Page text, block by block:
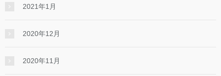
2021年1月
2020年12月
2020年11月